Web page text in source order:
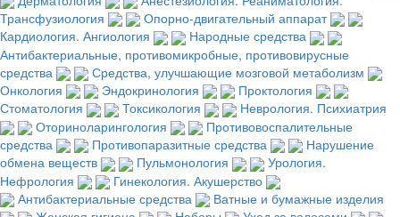
Трансфузиология
Опорно-двигательный аппарат
Кардиология. Ангиология
Народные средства
Антибактериальные, противомикробные, противовирусные
средства
Средства, улучшающие мозговой метаболизм
Онкология
Эндокринология
Проктология
Стоматология
Токсикология
Неврология. Психиатрия
Оториноларингология
Противовоспалительные
средства
Противопаразитные средства
Нарушение
обмена веществ
Пульмонология
Урология.
Нефрология
Гинекология. Акушерство
Антибактериальные средства
Ватные и бумажные изделия